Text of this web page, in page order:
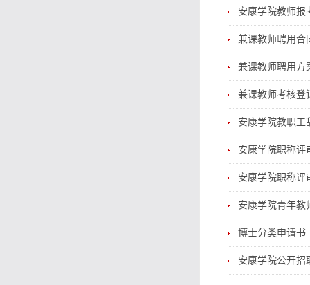
安康学院教师报
兼课教师聘用合
兼课教师聘用方
兼课教师考核登
安康学院教职工
安康学院职称评
安康学院职称评
安康学院青年教
博士分类申请书
安康学院公开招